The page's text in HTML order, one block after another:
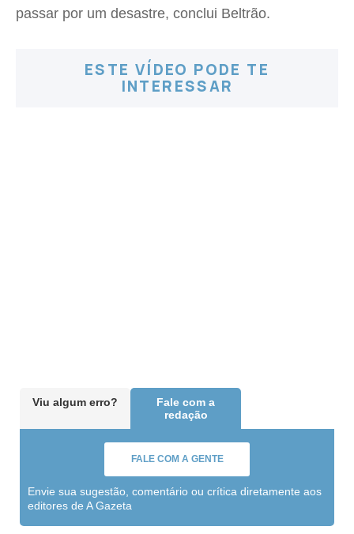
passar por um desastre, conclui Beltrão.
ESTE VÍDEO PODE TE
INTERESSAR
Viu algum erro?
Fale com a
redação
FALE COM A GENTE
Envie sua sugestão, comentário ou crítica diretamente aos
editores de A Gazeta